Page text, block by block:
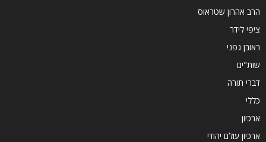
הרב אהרון שטראוס
ציפי לידר
ראובן גפני
שות"ים
דברי תורה
כללי
ארכיון
ארכיון עולם יהודי